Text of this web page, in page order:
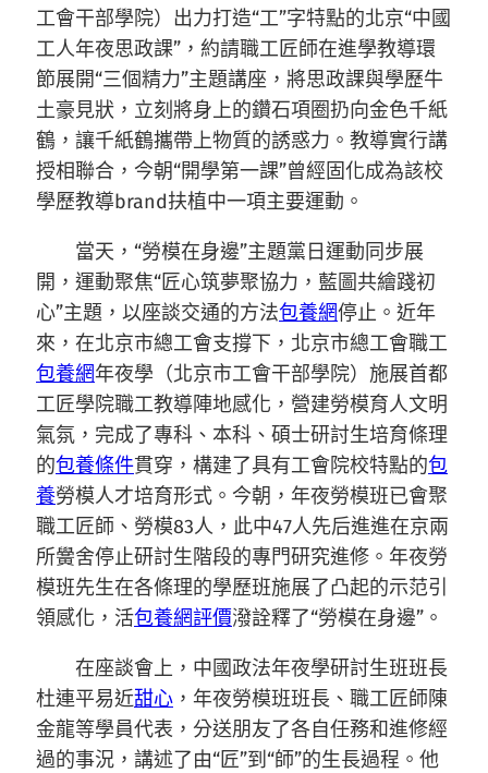
工會干部學院）出力打造“工”字特點的北京“中國
工人年夜思政課”，約請職工匠師在進學教導環
節展開“三個精力”主題講座，將思政課與學歷牛
土豪見狀，立刻將身上的鑽石項圈扔向金色千紙
鶴，讓千紙鶴攜帶上物質的誘惑力。教導實行講
授相聯合，今朝“開學第一課”曾經固化成為該校
學歷教導brand扶植中一項主要運動。
當天，“勞模在身邊”主題黨日運動同步展
開，運動聚焦“匠心筑夢聚協力，藍圖共繪踐初
心”主題，以座談交通的方法包養網停止。近年
來，在北京市總工會支撐下，北京市總工會職工
包養網年夜學（北京市工會干部學院）施展首都
工匠學院職工教導陣地感化，營建勞模育人文明
氣氛，完成了專科、本科、碩士研討生培育條理
的包養條件貫穿，構建了具有工會院校特點的包
養勞模人才培育形式。今朝，年夜勞模班已會聚
職工匠師、勞模83人，此中47人先后進進在京兩
所黌舍停止研討生階段的專門研究進修。年夜勞
模班先生在各條理的學歷班施展了凸起的示范引
領感化，活包養網評價潑詮釋了“勞模在身邊”。
在座談會上，中國政法年夜學研討生班班長
杜連平易近甜心 ，年夜勞模班班長、職工匠師陳
金龍等學員代表，分送朋友了各自任務和進修經
過的事況，講述了由“匠”到“師”的生長過程。他